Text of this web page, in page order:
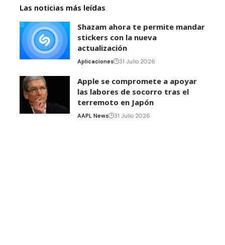
Las noticias más leídas
Shazam ahora te permite mandar
stickers con la nueva
actualización
Aplicaciones 31 Julio 2026
Apple se compromete a apoyar
las labores de socorro tras el
terremoto en Japón
AAPL News 31 Julio 2026